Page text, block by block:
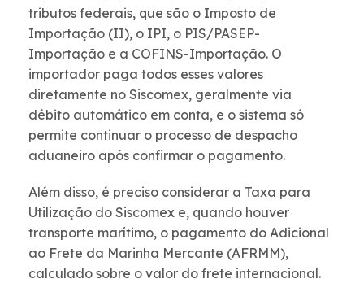
tributos federais, que são o Imposto de
Importação (II), o IPI, o PIS/PASEP-
Importação e a COFINS-Importação. O
importador paga todos esses valores
diretamente no Siscomex, geralmente via
débito automático em conta, e o sistema só
permite continuar o processo de despacho
aduaneiro após confirmar o pagamento.
Além disso, é preciso considerar a Taxa para
Utilização do Siscomex e, quando houver
transporte marítimo, o pagamento do Adicional
ao Frete da Marinha Mercante (AFRMM),
calculado sobre o valor do frete internacional.